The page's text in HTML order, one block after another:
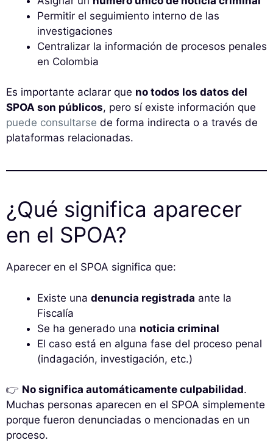
Permitir el seguimiento interno de las
investigaciones
Centralizar la información de procesos penales
en Colombia
Es importante aclarar que no todos los datos del
SPOA son públicos, pero sí existe información que
puede consultarse de forma indirecta o a través de
plataformas relacionadas.
¿Qué significa aparecer
en el SPOA?
Aparecer en el SPOA significa que:
Existe una denuncia registrada ante la
Fiscalía
Se ha generado una noticia criminal
El caso está en alguna fase del proceso penal
(indagación, investigación, etc.)
👉 No significa automáticamente culpabilidad.
Muchas personas aparecen en el SPOA simplemente
porque fueron denunciadas o mencionadas en un
proceso.